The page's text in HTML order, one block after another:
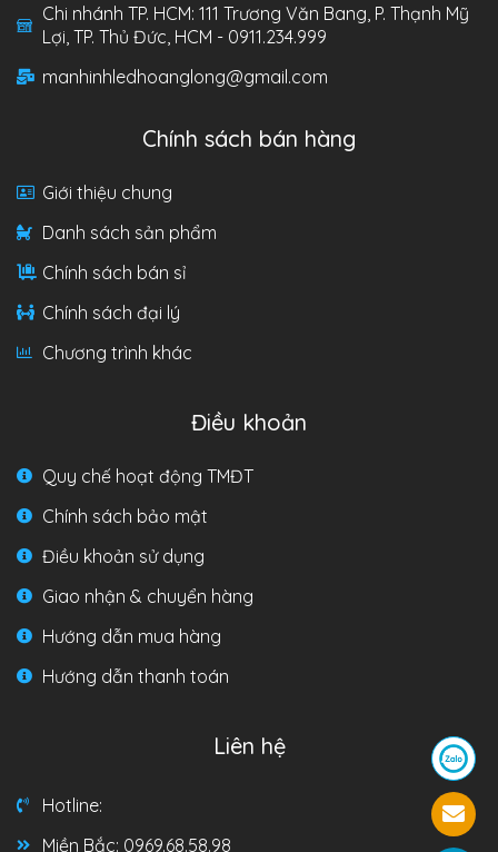
Chi nhánh TP. HCM: 111 Trương Văn Bang, P. Thạnh Mỹ
Lợi, TP. Thủ Đức, HCM - 0911.234.999
manhinhledhoanglong@gmail.com
Chính sách bán hàng
Giới thiệu chung
Danh sách sản phẩm
Chính sách bán sỉ
Chính sách đại lý
Chương trình khác
Điều khoản
Quy chế hoạt động TMĐT
Chính sách bảo mật
Điều khoản sử dụng
Giao nhận & chuyển hàng
Hướng dẫn mua hàng
Hướng dẫn thanh toán
Liên hệ
Hotline:
Miền Bắc: 0969.68.58.98